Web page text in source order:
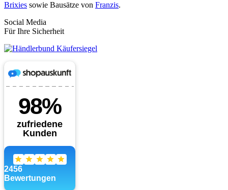
Brixies sowie Bausätze von Franzis.
Social Media
Für Ihre Sicherheit